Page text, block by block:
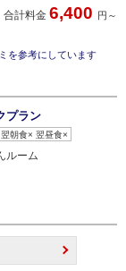
合計料金 6,400 円～
を参考にしています
プラン
朝食× 翌昼食×
ルーム